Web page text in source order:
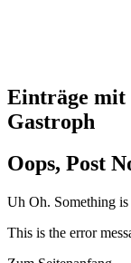
Einträge mit
Gastroph
Oops, Post
Uh Oh. Something
This is the error